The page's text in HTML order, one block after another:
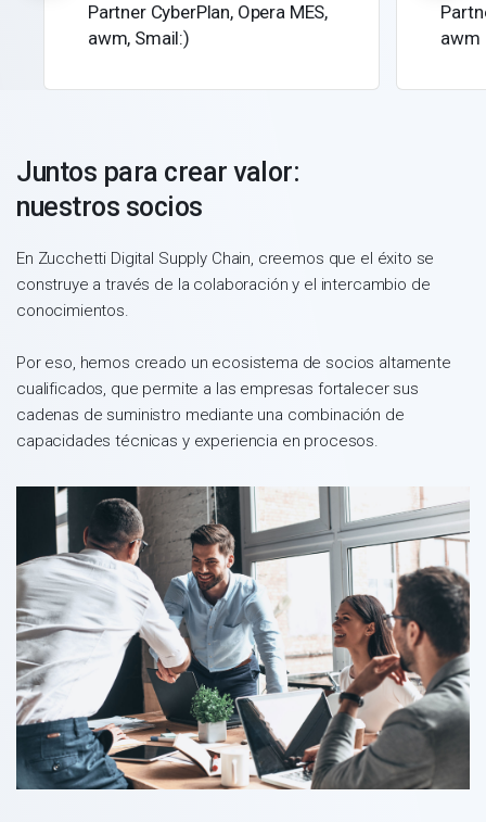
Partner CyberPlan, Opera MES,
awm, Smail:)
awm
Juntos para crear valor:
nuestros socios
En Zucchetti Digital Supply Chain, creemos que el éxito se
construye a través de la colaboración y el intercambio de
conocimientos.
Por eso, hemos creado un ecosistema de socios altamente
cualificados, que permite a las empresas fortalecer sus
cadenas de suministro mediante una combinación de
capacidades técnicas y experiencia en procesos.